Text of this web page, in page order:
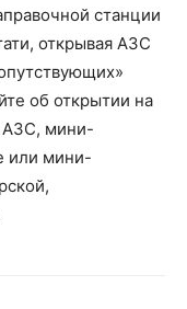
станции
открывая АЗС
об открытии на
АЗС, мини-
или мини-